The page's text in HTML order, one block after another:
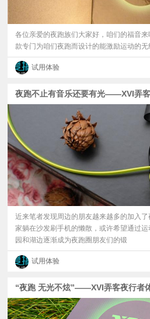
各位亲爱的夜跑族们大家好，咱们的福音
款专门为咱们夜跑而设计的能激励运动的无
试用体验
近来笔者发现周边的朋友越来越多的加入
家躺在沙发刷手机的懒散，或许希望通过
园和湖边逐渐成为夜跑圈朋友们的锻
试用体验
“夜跑 无光不炫”——XVI弄客夜行者